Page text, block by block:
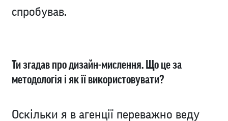
спробував.
Ти згадав про дизайн-мислення. Що це за
методологія і як її використовувати?
Оскільки я в агенції переважно веду